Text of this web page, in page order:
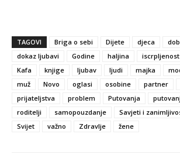
TAGOVI Briga o sebi Dijete djeca
dokaz ljubavi
Godine haljina iscrpljenost
Kafa
knjige ljubav ljudi majka
muž
Novo oglasi osobine partner
prijateljstva
problem Putovanja
roditelji
samopouzdanje Savjeti i
Svijet
važno Zdravlje žene